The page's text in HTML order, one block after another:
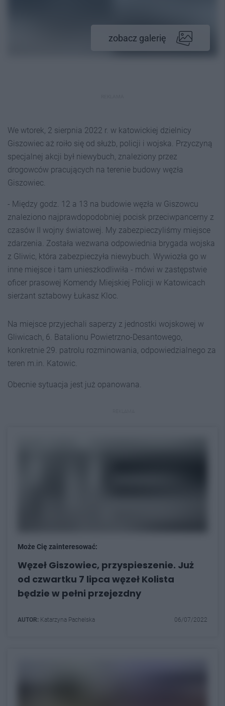
zobacz galerię
We wtorek, 2 sierpnia 2022 r. w katowickiej dzielnicy
Giszowiec aż roiło się od służb, policji i wojska. Przyczyną
specjalnej akcji był niewybuch, znaleziony przez
drogowców pracujących na terenie budowy węzła
Giszowiec.
- Między godz. 12 a 13 na budowie węzła w Giszowcu
znaleziono najprawdopodobniej pocisk przeciwpancerny z
czasów II wojny światowej. My zabezpieczyliśmy miejsce
zdarzenia. Została wezwana odpowiednia brygada wojska
z Gliwic, która zabezpieczyła niewybuch. Wywiozła go w
inne miejsce i tam unieszkodliwiła - mówi w zastępstwie
oficer prasowej Komendy Miejskiej Policji w Katowicach
sierżant sztabowy Łukasz Kloc.
Na miejsce przyjechali saperzy z jednostki wojskowej w
Gliwicach, 6. Batalionu Powietrzno-Desantowego,
konkretnie 29. patrolu rozminowania, odpowiedzialnego za
teren m.in. Katowic.
Obecnie sytuacja jest już opanowana.
Może Cię zainteresować:
Węzeł Giszowiec, przyspieszenie. Już
od czwartku 7 lipca węzeł Kolista
będzie w pełni przejezdny
AUTOR: Katarzyna Pachelska 06/07/2022